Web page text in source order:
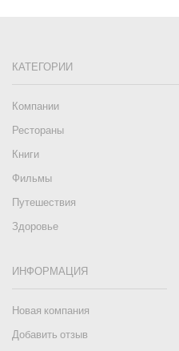
КАТЕГОРИИ
Компании
Рестораны
Книги
Фильмы
Путешествия
Здоровье
ИНФОРМАЦИЯ
Новая компания
Добавить отзыв